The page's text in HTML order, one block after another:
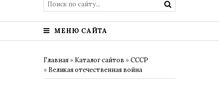
МЕНЮ САЙТА
Главная » Каталог сайтов »СССР
» Великая отечественная война